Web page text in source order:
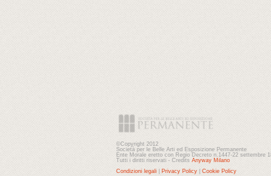
©Copyright 2012
Società per le Belle Arti ed Esposizione Permanente
Ente Morale eretto con Regio Decreto n.1447-22 settembre
Tutti i diritti riservati - Credits Anyway Milano
Condizioni legali
Privacy Policy Cookie Policy